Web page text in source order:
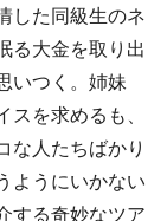
した同級生のネ
る大金を取り出
いつく。姉妹
を求めるも、
な人たちばかり
ようにいかない
する奇妙なツア